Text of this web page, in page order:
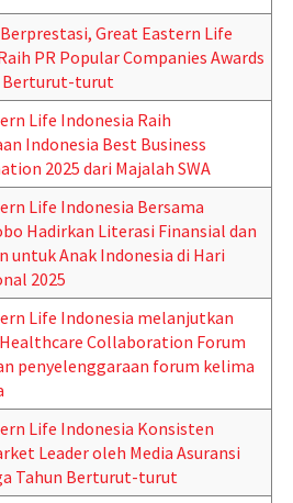
Great Eastern Life
PR Popular Companies Awards
Berturut-turut
Life Indonesia Raih
Indonesia Best Business
2025 dari Majalah SWA
Life Indonesia Bersama
Hadirkan Literasi Finansial dan
untuk Anak Indonesia di Hari
2025
Life Indonesia melanjutkan
Collaboration Forum
penyelenggaraan forum kelima
Life Indonesia Konsisten
Leader oleh Media Asuransi
Tahun Berturut-turut